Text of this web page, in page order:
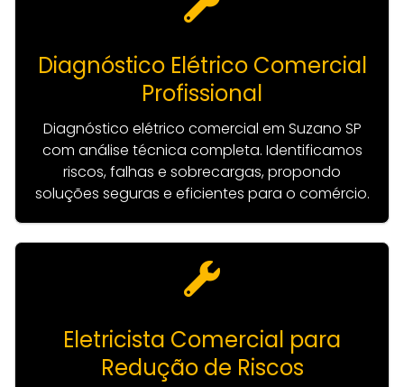
Diagnóstico Elétrico Comercial
Profissional
Diagnóstico elétrico comercial em Suzano SP
com análise técnica completa. Identificamos
riscos, falhas e sobrecargas, propondo
soluções seguras e eficientes para o comércio.
Eletricista Comercial para
Redução de Riscos